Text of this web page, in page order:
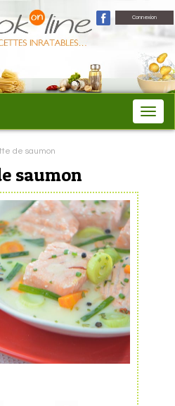
Connexion
de saumon
saumon